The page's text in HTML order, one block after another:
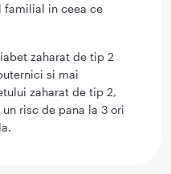
familial in ceea ce
zaharat de tip 2
si mai
zaharat de tip 2,
risc de pana la 3 ori